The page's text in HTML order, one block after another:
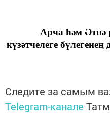
Арча һәм Әтнә
күзәтчелеге бүлегенең
Следите за самым
Telegram-канале